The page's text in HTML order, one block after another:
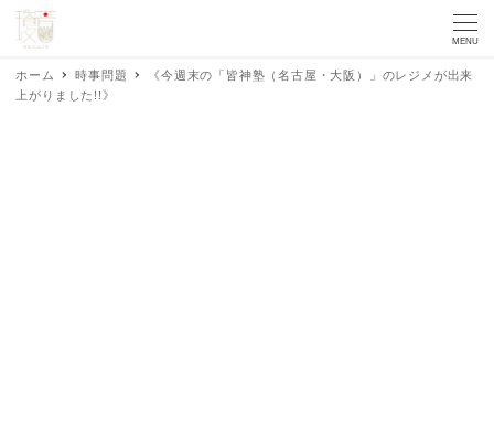
MENU
ホーム 時事問題
《今週末の「皆神塾（名古屋・大阪）」のレジメが出来
上がりました!!》